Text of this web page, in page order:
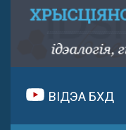
ВІДЭА БХД